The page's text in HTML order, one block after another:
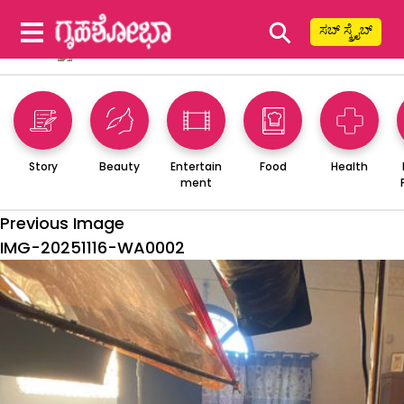
⚲ ಸಬ್ ಸ್ಕ್ರೈಬ್
Story Beauty
Entertain
ment
Food Health
Previous Image
IMG-20251116-WA0002